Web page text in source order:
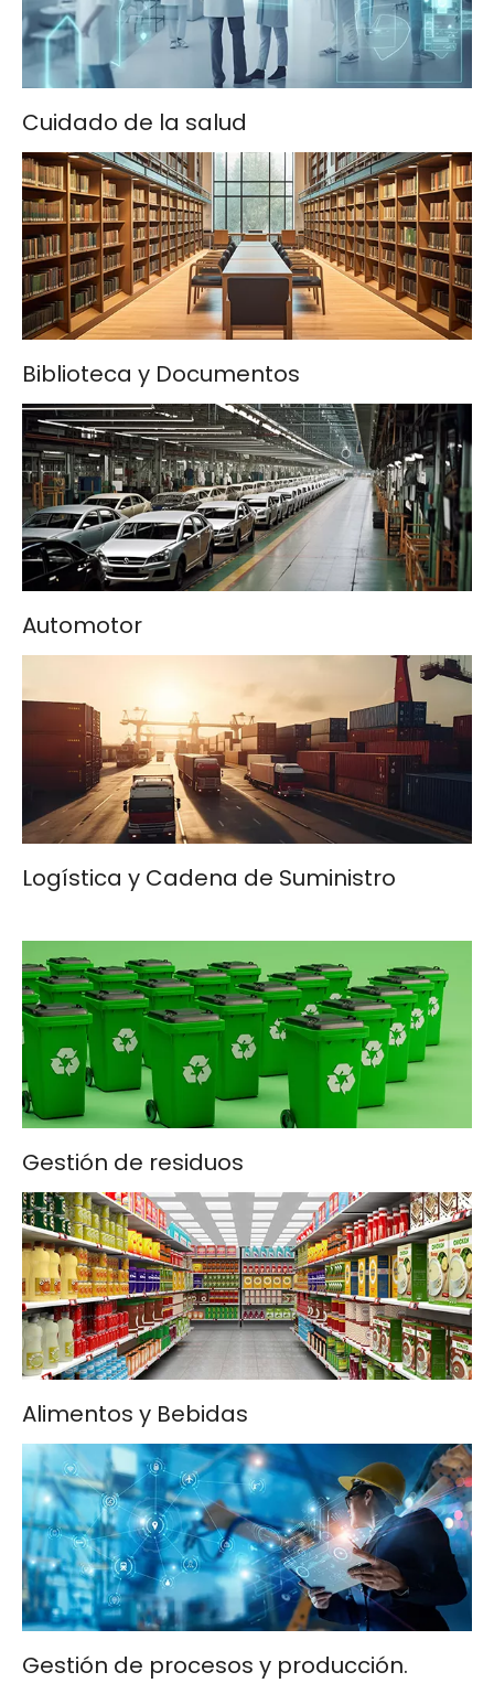
Cuidado de la salud
Biblioteca y Documentos
Automotor
Logística y Cadena de Suministro
Gestión de residuos
Alimentos y Bebidas
Gestión de procesos y producción.